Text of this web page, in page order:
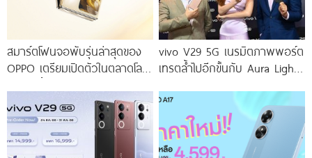
สมาร์ตโฟนจอพับรุ่นล่าสุดของ
OPPO เตรียมเปิดตัวในตลาดโลก
vivo V29 5G เนรมิตภาพพอร์ต
เทรตล้ำไปอีกขั้นกับ Aura Light
โดดเด่นด้วยสุนทรียศาสตร์แห่ง